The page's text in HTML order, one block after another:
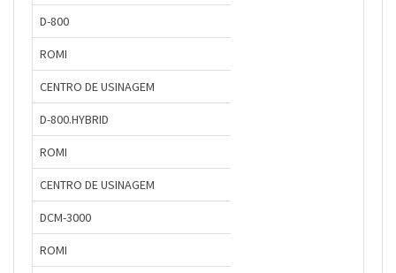
D-800
ROMI
CENTRO DE USINAGEM
D-800.HYBRID
ROMI
CENTRO DE USINAGEM
DCM-3000
ROMI